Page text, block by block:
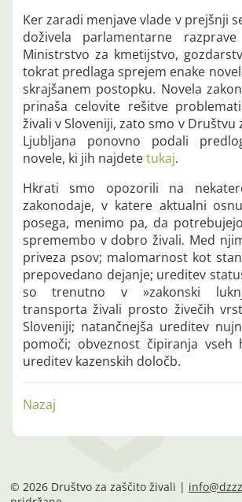
Ker zaradi menjave vlade v prejšnji
doživela parlamentarne
Ministrstvo za kmetijstvo,
tokrat predlaga sprejem enake
skrajšanem postopku. Novela
prinaša celovite rešitve
živali v Sloveniji, zato smo v Društvu
Ljubljana ponovno podali
novele, ki jih najdetetukaj.
Hkrati smo opozorili na
zakonodaje, v katere aktualni
posega, menimo pa, da
spremembo v dobro živali. Med
priveza psov; malomarnost kot
prepovedano dejanje; ureditev
so trenutno v »zakonski
transporta živali prosto živečih
Sloveniji; natančnejša ureditev
pomoči; obveznost čipiranja vseh
ureditev kazenskih določb.
Nazaj
© 2026 Društvo za zaščito živali |